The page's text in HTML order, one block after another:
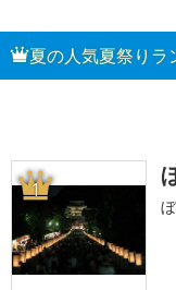
夏の人気夏祭りラ
1